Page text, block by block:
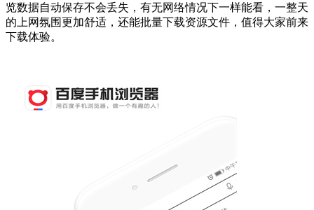
览数据自动保存不会丢失，有无网络情况下一样能看，一整天
的上网氛围更加舒适，还能批量下载资源文件，值得大家前来
下载体验。